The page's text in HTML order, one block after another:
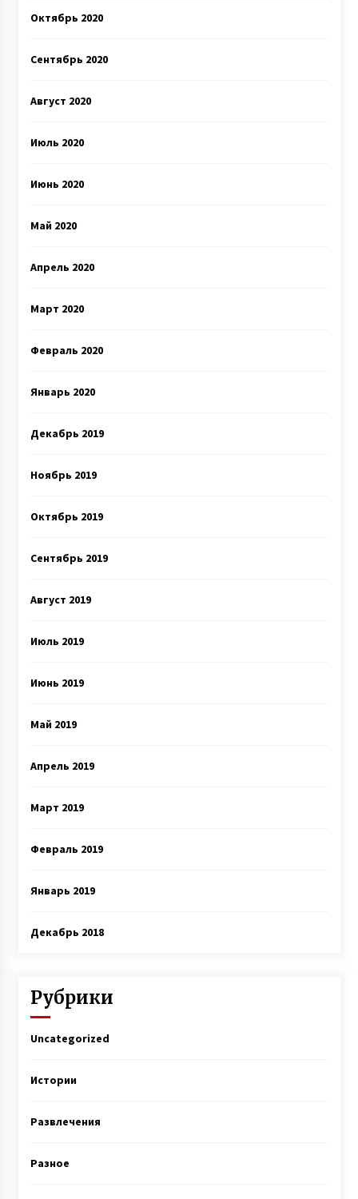
Октябрь 2020
Сентябрь 2020
Август 2020
Июль 2020
Июнь 2020
Май 2020
Апрель 2020
Март 2020
Февраль 2020
Январь 2020
Декабрь 2019
Ноябрь 2019
Октябрь 2019
Сентябрь 2019
Август 2019
Июль 2019
Июнь 2019
Май 2019
Апрель 2019
Март 2019
Февраль 2019
Январь 2019
Декабрь 2018
Рубрики
Uncategorized
Истории
Развлечения
Разное